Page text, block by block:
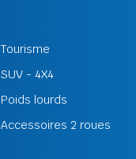
Tourisme
SUV - 4X4
Poids lourds
Accessoires 2 roues